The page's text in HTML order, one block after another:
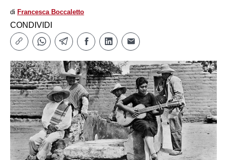
di Francesca Boccaletto
CONDIVIDI